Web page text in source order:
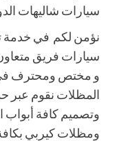
سيارات شاليهات
نؤمن لكم في
سيارات فريق
و مختص ومحترف
المظلات نقوم عبر
وتصميم كافة
ومظلات كيربي